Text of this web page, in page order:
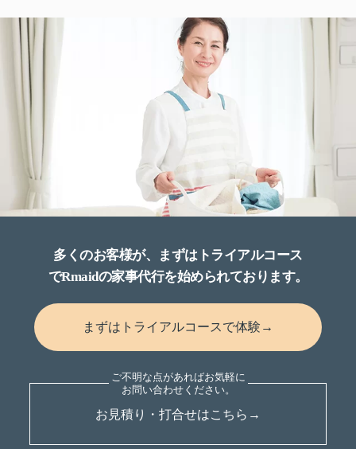
多くのお客様が、まずはトライアルコース
でRmaidの家事代行を始められております。
まずはトライアルコースで体験→
お見積り・打合せはこちら→